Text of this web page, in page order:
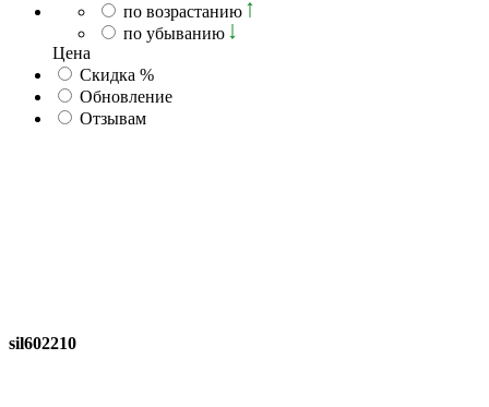
по возрастанию
по убыванию
Ценa
Скидка %
Обновление
Отзывам
sil602210